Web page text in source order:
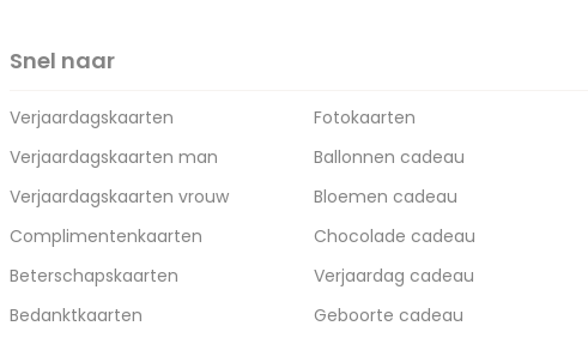
Snel naar
Verjaardagskaarten
Verjaardagskaarten man
Verjaardagskaarten vrouw
Complimentenkaarten
Beterschapskaarten
Bedanktkaarten
Fotokaarten
Ballonnen cadeau
Bloemen cadeau
Chocolade cadeau
Verjaardag cadeau
Geboorte cadeau